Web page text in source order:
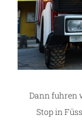
Dann fuhren
Stop in